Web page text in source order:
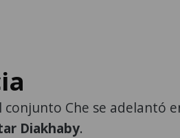
Che se adelantó
Diakhaby.